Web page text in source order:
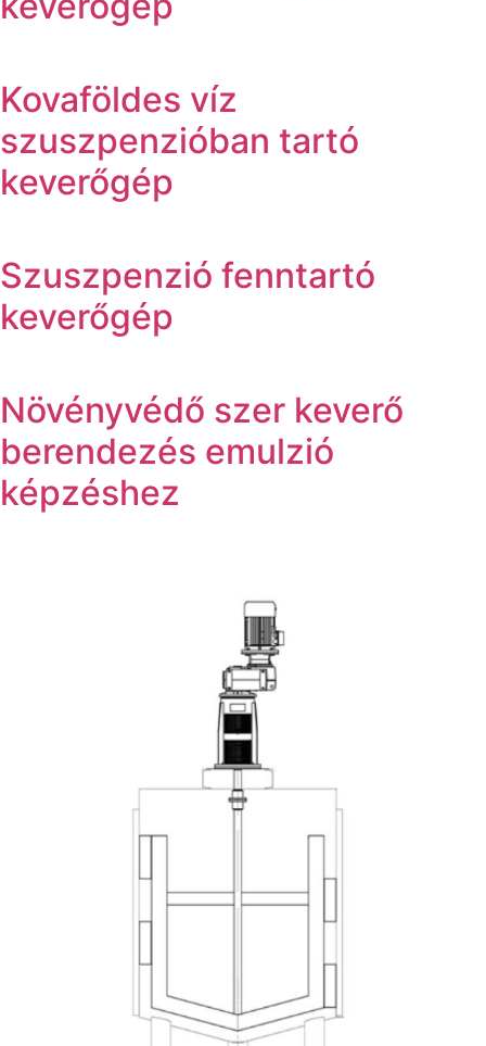
Kovaföldes víz
szuszpenzióban tartó
keverőgép
Szuszpenzió fenntartó
keverőgép
Növényvédő szer keverő
berendezés emulzió
képzéshez